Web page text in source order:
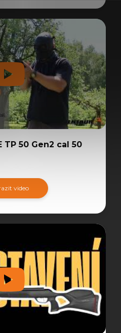
TP 50 Gen2 cal 50
video